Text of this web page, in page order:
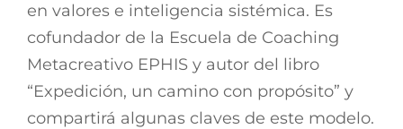
en valores e inteligencia sistémica. Es
cofundador de la Escuela de Coaching
Metacreativo EPHIS y autor del libro
“Expedición, un camino con propósito” y
compartirá algunas claves de este modelo.